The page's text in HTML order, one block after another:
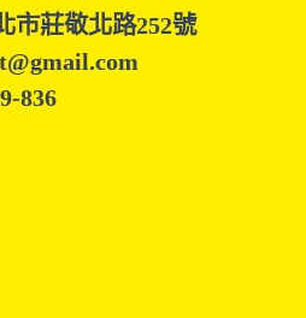
市莊敬北路252號
836